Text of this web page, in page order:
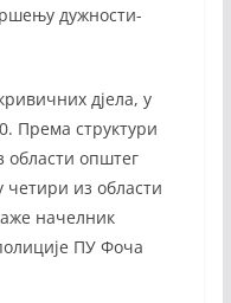
дужности-
дјела, у
Према структури
области општег
четири из области
начелник
ПУ Фоча